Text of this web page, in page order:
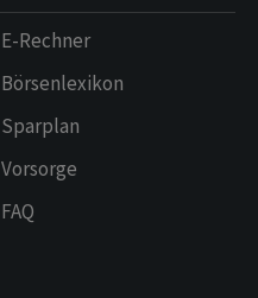
E-Rechner
Börsenlexikon
Sparplan
Vorsorge
FAQ